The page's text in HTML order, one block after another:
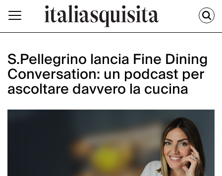
S.Pellegrino lancia Fine Dining
Conversation: un podcast per
ascoltare davvero la cucina